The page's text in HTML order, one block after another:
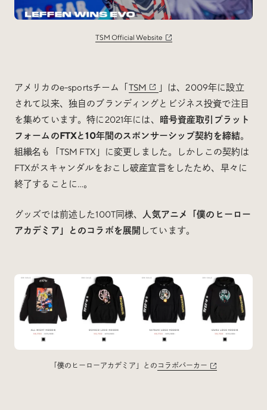
TSM Official Website
アメリカのe-sportsチーム「 TSM
」は、2009年に設立
されて以来、独自のブランディングとビジネス投資で注目
を集めています。特に2021年には、 暗号資産取引プラット
フォームのFTXと10年間のスポンサーシップ契約を締結。
組織名も「TSM FTX」に変更しました。しかしこの契約は
FTXがスキャンダルをおこし破産宣言をしたため、早々に
終了することに…。
グッズでは前述した100T同様、 人気アニメ「僕のヒーロー
アカデミア」とのコラボを展開 しています。
「僕のヒーローアカデミア」との コラボパーカー